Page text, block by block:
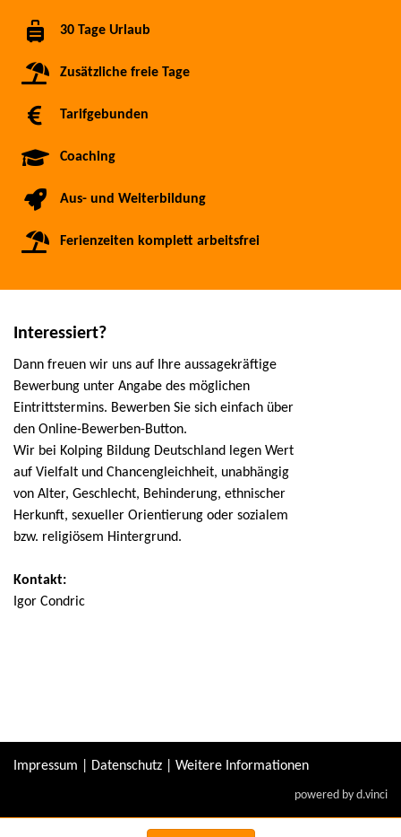
30 Tage Urlaub
Zusätzliche freie Tage
Tarifgebunden
Coaching
Aus- und Weiterbildung
Ferienzeiten komplett arbeitsfrei
Interessiert?
Dann freuen wir uns auf Ihre aussagekräftige
Bewerbung unter Angabe des möglichen
Eintrittstermins. Bewerben Sie sich einfach über
den Online-Bewerben-Button.
Wir bei Kolping Bildung Deutschland legen Wert
auf Vielfalt und Chancengleichheit, unabhängig
von Alter, Geschlecht, Behinderung, ethnischer
Herkunft, sexueller Orientierung oder sozialem
bzw. religiösem Hintergrund.
Kontakt:
Igor Condric
Impressum Datenschutz Weitere Informationen
powered by d.vinci